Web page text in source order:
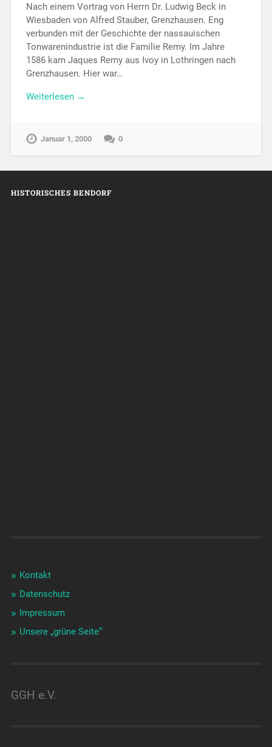
Nach einem Vortrag von Herrn Dr. Ludwig Beck in
Wiesbaden von Alfred Stauber, Grenzhausen. Eng
verbunden mit der Geschichte der nassauischen
Tonwarenindustrie ist die Familie Remy. Im Jahre
1586 kam Jaques Remy aus Ivoy in Lothringen nach
Grenzhausen. Hier war…
Weiterlesen →
Januar 1, 2000 0
HISTORISCHES BENDORF
Kontakt
Datenschutz
Impressum
Unsere „grüne Seite“
GGH e.V.